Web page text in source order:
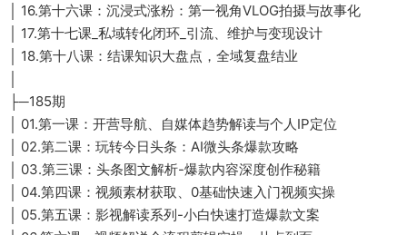
│ 16.第十六课：沉浸式涨粉：第一视角VLOG拍摄与故事化
│ 17.第十七课_私域转化闭环_引流、维护与变现设计
│ 18.第十八课：结课知识大盘点，全域复盘结业
├─185期
│ 01.第一课：开营导航、自媒体趋势解读与个人IP定位
│ 02.第二课：玩转今日头条：AI微头条爆款攻略
│ 03.第三课：头条图文解析-爆款内容深度创作秘籍
│ 04.第四课：视频素材获取、0基础快速入门视频实操
│ 05.第五课：影视解读系列-小白快速打造爆款文案